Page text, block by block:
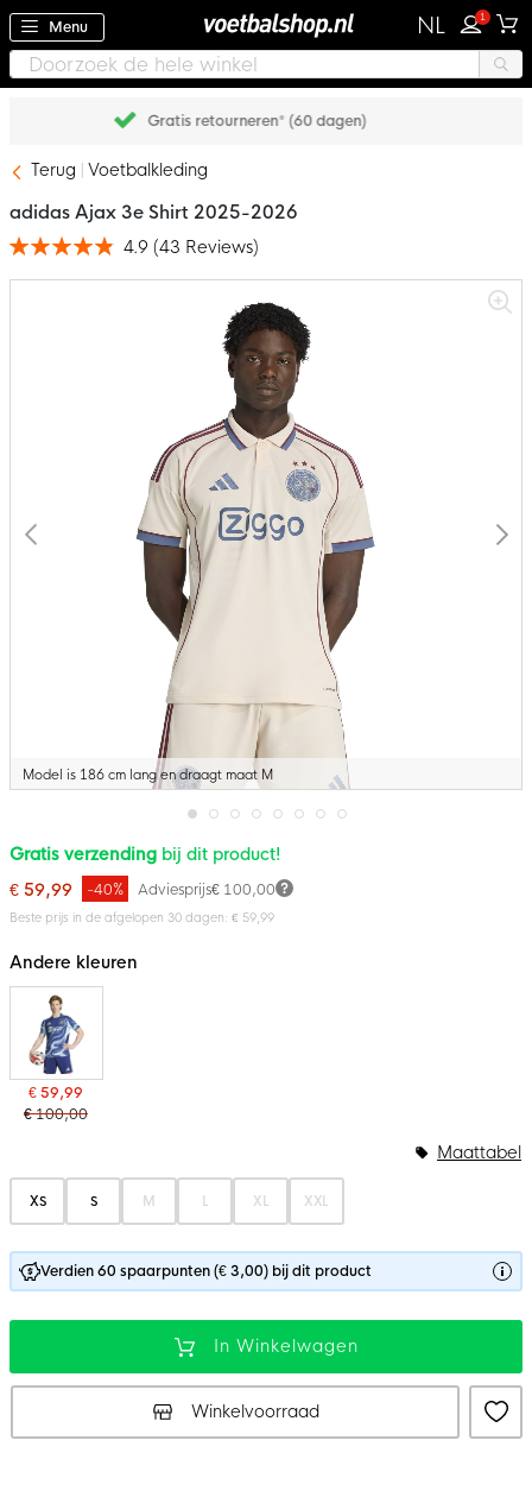
Menu NL 1
Achteraf betalen met Klarna
Terug Voetbalkleding
Model is 186 cm lang en draagt maat M
Ga
naar
begin
van
gallerij
adidas Ajax 3e Shirt 2025-2026
Waardering: 4.9 (43 Reviews)
Gratis verzending bij dit product!
€ 59,99
Adviesprijs€ 100,00
-40%
Beste prijs in de afgelopen 30 dagen: € 59,99
Andere kleuren
€ 59,99
€ 100,00
XS S M L XL XXL
Maattabel
Verdien 60 spaarpunten (€ 3,00) bij dit product
In Winkelwagen
Winkelvoorraad